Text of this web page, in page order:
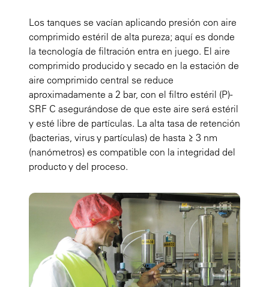
Los tanques se vacían aplicando presión con aire
comprimido estéril de alta pureza; aquí es donde
la tecnología de filtración entra en juego. El aire
comprimido producido y secado en la estación de
aire comprimido central se reduce
aproximadamente a 2 bar, con el filtro estéril (P)-
SRF C asegurándose de que este aire será estéril
y esté libre de partículas. La alta tasa de retención
(bacterias, virus y partículas) de hasta ≥ 3 nm
(nanómetros) es compatible con la integridad del
producto y del proceso.